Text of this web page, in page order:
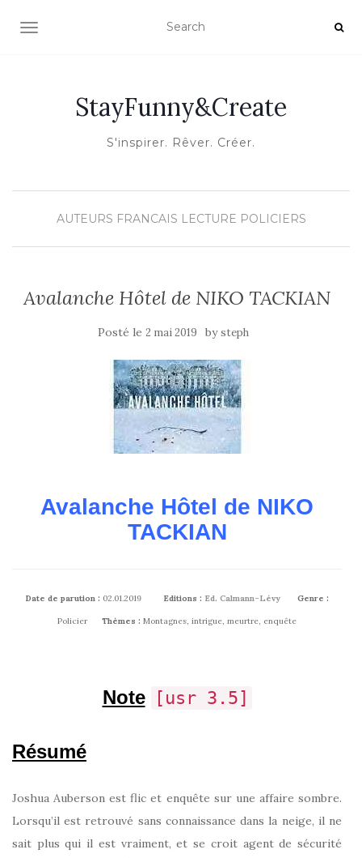
OUVRIR/FERMER LA NAVIGATION
StayFunny&Create
S'inspirer. Rêver. Créer.
AUTEURS FRANCAIS LECTURE POLICIERS
Avalanche Hôtel de NIKO TACKIAN
Posté le 2 mai 2019 bysteph
Avalanche Hôtel de NIKO
TACKIAN
Date de parution : 02.01.2019 Editions : Ed. Calmann-Lévy Genre :
Policier Thèmes : Montagnes, intrigue, meurtre, enquête
Note [usr 3.5]
Résumé
Joshua Auberson est flic et enquête sur une affaire sombre.
Lorsqu’il est retrouvé sans connaissance dans la neige, il ne
sait plus qui il est vraiment, et se croit agent de sécurité